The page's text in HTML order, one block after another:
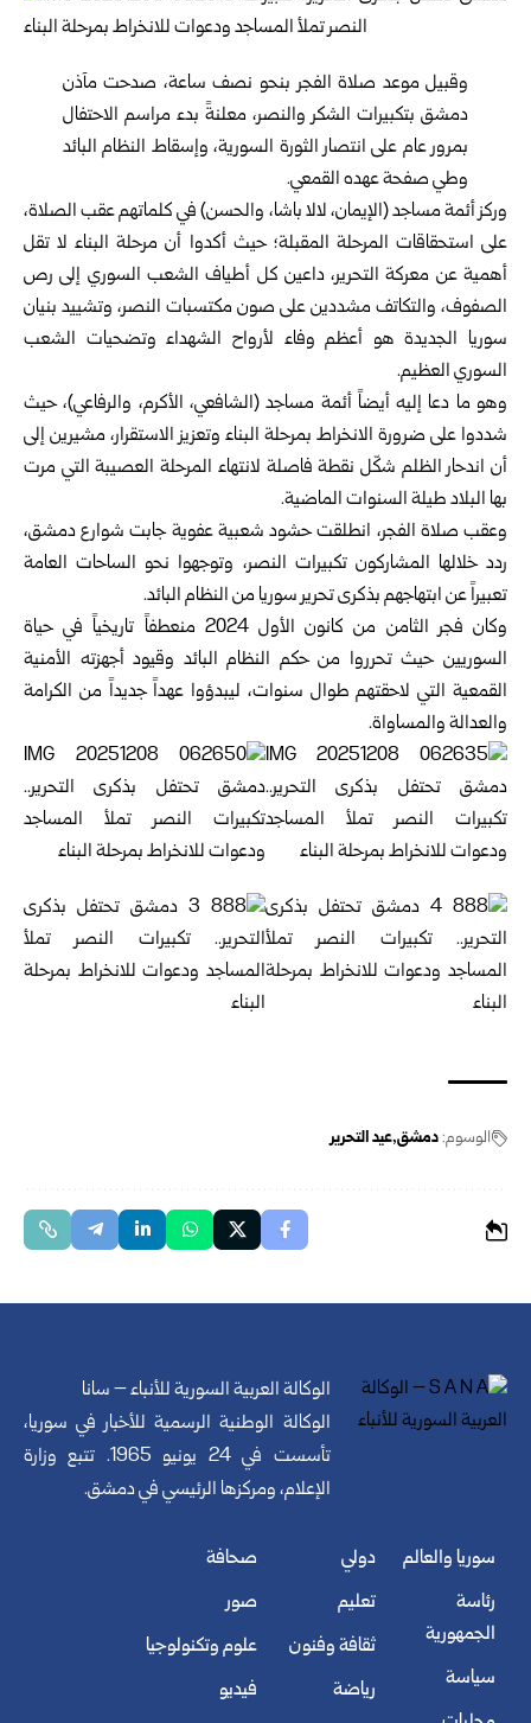
وقبيل موعد صلاة الفجر بنحو نصف ساعة، صدحت مآذن
دمشق بتكبيرات الشكر والنصر، معلنةً بدء مراسم الاحتفال
بمرور عام على انتصار الثورة السورية، وإسقاط النظام البائد
وطي صفحة عهده القمعي.
وركز أئمة مساجد (الإيمان، لالا باشا، والحسن) في كلماتهم عقب الصلاة،
على استحقاقات المرحلة المقبلة؛ حيث أكدوا أن مرحلة البناء لا تقل
أهمية عن معركة التحرير، داعين كل أطياف الشعب السوري إلى رص
الصفوف، والتكاتف مشددين على صون مكتسبات النصر، وتشييد بنيان
سوريا الجديدة هو أعظم وفاء لأرواح الشهداء وتضحيات الشعب
السوري العظيم.
وهو ما دعا إليه أيضاً أئمة مساجد (الشافعي، الأكرم، والرفاعي)، حيث
شددوا على ضرورة الانخراط بمرحلة البناء وتعزيز الاستقرار، مشيرين إلى
أن اندحار الظلم شكّل نقطة فاصلة لانتهاء المرحلة العصيبة التي مرت
بها البلاد طيلة السنوات الماضية.
وعقب صلاة الفجر، انطلقت حشود شعبية عفوية جابت شوارع دمشق،
ردد خلالها المشاركون تكبيرات النصر، وتوجهوا نحو الساحات العامة
تعبيراً عن ابتهاجهم بذكرى تحرير سوريا من النظام البائد.
وكان فجر الثامن من كانون الأول 2024 منعطفاً تاريخياً في حياة
السوريين حيث تحرروا من حكم النظام البائد وقيود أجهزته الأمنية
القمعية التي لاحقتهم طوال سنوات، ليبدؤوا عهداً جديداً من الكرامة
والعدالة والمساواة.
الوسوم:دمشق عيد التحرير
الوكالة العربية السورية للأنباء – سانا
الوكالة الوطنية الرسمية للأخبار في سوريا،
تأسست في 24 يونيو 1965. تتبع وزارة
الإعلام، ومركزها الرئيسي في دمشق.
سوريا والعالم
رئاسة
الجمهورية
سياسة
دولي
تعليم
ثقافة وفنون
رياضة
صحافة
صور
علوم وتكنولوجيا
فيديو